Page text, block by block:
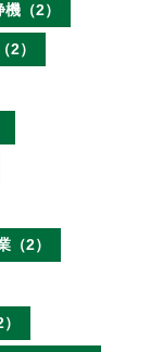
（2）
2）
（2）